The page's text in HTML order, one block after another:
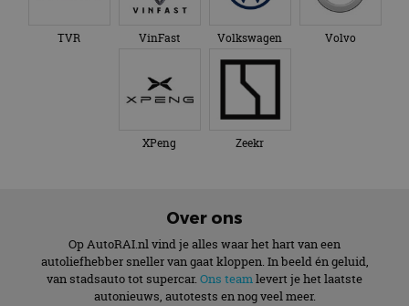
TVR VinFast Volkswagen Volvo
XPeng Zeekr
Over ons
Op AutoRAI.nl vind je alles waar het hart van een
autoliefhebber sneller van gaat kloppen. In beeld én geluid,
van stadsauto tot supercar. Ons teamlevert je het laatste
autonieuws, autotests en nog veel meer.